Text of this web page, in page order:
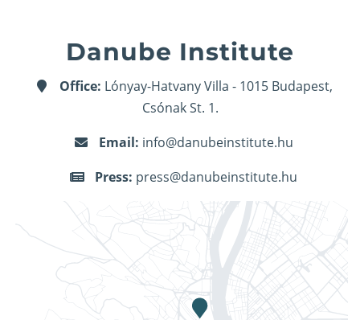
Danube Institute
Office: Lónyay-Hatvany Villa - 1015 Budapest,
Csónak St. 1.
Email: info@danubeinstitute.hu
Press: press@danubeinstitute.hu